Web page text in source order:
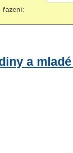
řazení:
a